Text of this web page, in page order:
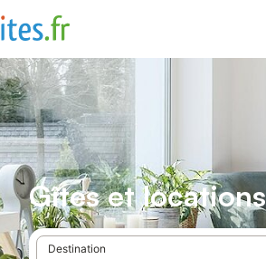
Gîtes et
Destination